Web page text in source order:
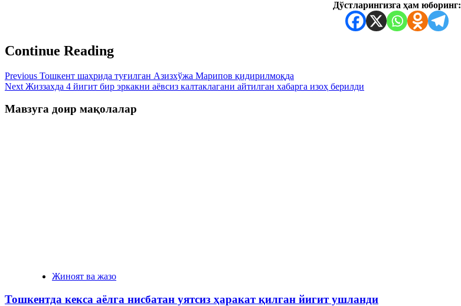
Дўстларингизга ҳам юборинг:
Continue Reading
Previous Тошкент шаҳрида туғилган Азизхўжа Марипов қидирилмоқда
Next Жиззахда 4 йигит бир эркакни аёвсиз калтаклагани айтилган хабарга изоҳ берилди
Мавзуга доир мақолалар
Жиноят ва жазо
Тошкентда кекса аёлга нисбатан уятсиз ҳаракат қилган йигит ушланди